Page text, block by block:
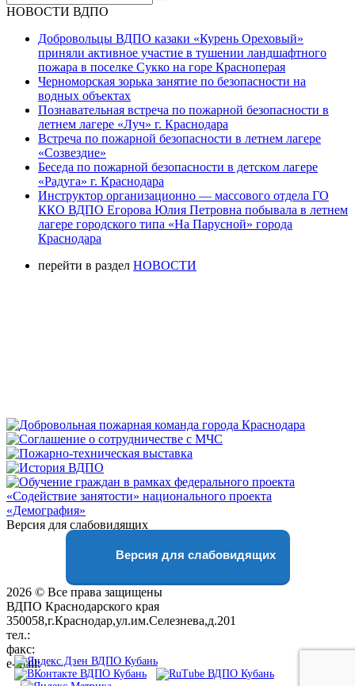
НОВОСТИ ВДПО
Добровольцы ВДПО казаки «Курень Ореховый»
приняли активное участие в тушении ландшафтного
пожара в поселке Сукко на горе Красноперая
Черноморская зорька занятие по безопасности на
водных объектах
Познавательная встреча по пожарной безопасности в
летнем лагере «Луч» г. Краснодара
Встреча по пожарной безопасности в летнем лагере
«Созвездие»
Беседа по пожарной безопасности в детском лагере
«Радуга» г. Краснодара
Инструктор организационно — массового отдела ГО
ККО ВДПО Егорова Юлия Петровна побывала в летнем
лагере городского типа «На Парусной» города
Краснодара
перейти в раздел НОВОСТИ
Версия для слабовидящих
Версия для слабовидящих
2026 © Все права защищены
ВДПО Краснодарского края
350058,г.Краснодар,ул.им.Селезнева,д.201
тел.:
факс:
e-mail:01@vdpokuban.ru